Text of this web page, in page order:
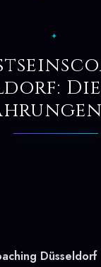
✦
Düsseldorf